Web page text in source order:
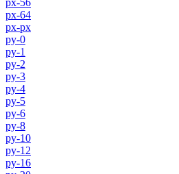
px-64
px-px
py-0
py-1
py-2
py-3
py-4
py-5
py-6
py-8
py-10
py-12
py-16